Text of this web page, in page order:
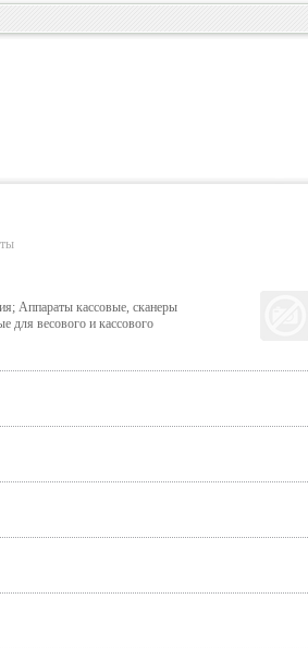
Аппараты кассовые, сканеры
для весового и кассового